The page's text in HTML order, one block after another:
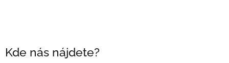
Kde nás nájdete?